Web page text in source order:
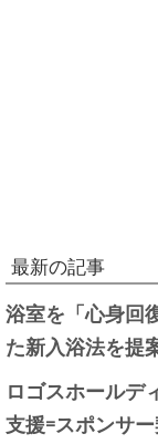
最新の記事
浴室を「心身回
た新入浴法を提
ロゴスホールデ
支援=スポンサ